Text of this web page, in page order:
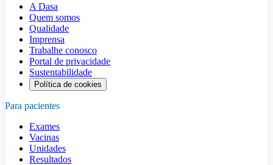
A Dasa
Quem somos
Qualidade
Imprensa
Trabalhe conosco
Portal de privacidade
Sustentabilidade
Política de cookies
Para pacientes
Exames
Vacinas
Unidades
Resultados